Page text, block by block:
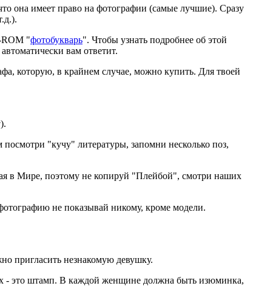
она имеет право на фотографии (самые лучшие). Сразу
ROM "фотобукварь". Чтобы узнать подробнее об этой
вам ответит.
которую, в крайнем случае, можно купить. Для твоей
"кучу" литературы, запомни несколько поз,
в Мире, поэтому не копируй "Плейбой", смотри наших
не показывай никому, кроме модели.
пригласить незнакомую девушку.
- это штамп. В каждой женщине должна быть изюминка,